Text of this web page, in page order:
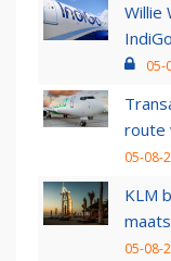
Willie
05-
route
05-08-
KLM
05-08-